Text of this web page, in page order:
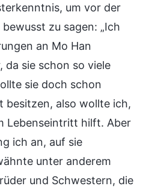
um vor der
zu sagen: „Ich
an Mo Han
da sie schon so viele
sie doch schon
besitzen, also wollte ich,
Lebenseintritt hilft. Aber
ich an, auf sie
unter anderem
und Schwestern, die